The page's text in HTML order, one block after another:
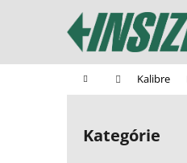
Domov Kalibre
B
Preskočiť
kategórie
Kategórie
í
Späť
do
Späť
do